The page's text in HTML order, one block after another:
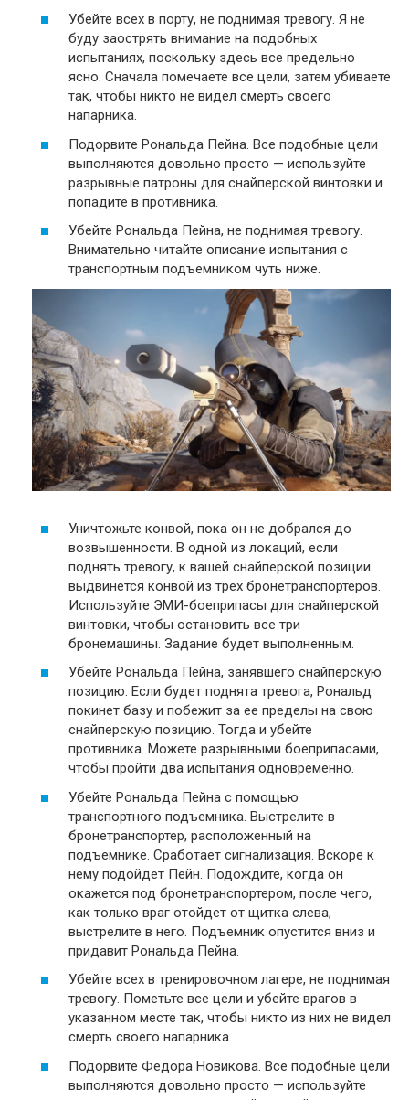
Убейте всех в порту, не поднимая тревогу. Я не
буду заострять внимание на подобных
испытаниях, поскольку здесь все предельно
ясно. Сначала помечаете все цели, затем убиваете
так, чтобы никто не видел смерть своего
напарника.
Подорвите Рональда Пейна. Все подобные цели
выполняются довольно просто — используйте
разрывные патроны для снайперской винтовки и
попадите в противника.
Убейте Рональда Пейна, не поднимая тревогу.
Внимательно читайте описание испытания с
транспортным подъемником чуть ниже.
Уничтожьте конвой, пока он не добрался до
возвышенности. В одной из локаций, если
поднять тревогу, к вашей снайперской позиции
выдвинется конвой из трех бронетранспортеров.
Используйте ЭМИ-боеприпасы для снайперской
винтовки, чтобы остановить все три
бронемашины. Задание будет выполненным.
Убейте Рональда Пейна, занявшего снайперскую
позицию. Если будет поднята тревога, Рональд
покинет базу и побежит за ее пределы на свою
снайперскую позицию. Тогда и убейте
противника. Можете разрывными боеприпасами,
чтобы пройти два испытания одновременно.
Убейте Рональда Пейна с помощью
транспортного подъемника. Выстрелите в
бронетранспортер, расположенный на
подъемнике. Сработает сигнализация. Вскоре к
нему подойдет Пейн. Подождите, когда он
окажется под бронетранспортером, после чего,
как только враг отойдет от щитка слева,
выстрелите в него. Подъемник опустится вниз и
придавит Рональда Пейна.
Убейте всех в тренировочном лагере, не поднимая
тревогу. Пометьте все цели и убейте врагов в
указанном месте так, чтобы никто из них не видел
смерть своего напарника.
Подорвите Федора Новикова. Все подобные цели
выполняются довольно просто — используйте